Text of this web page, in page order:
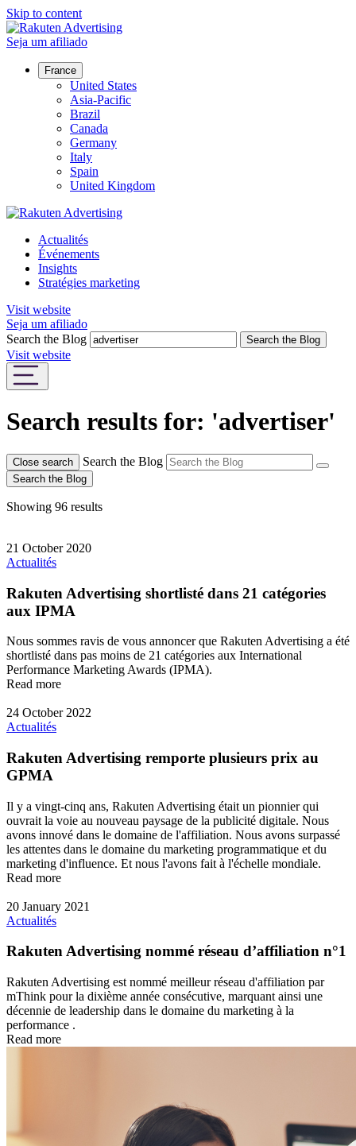
Skip to content
Seja um afiliado
France
United States
Asia-Pacific
Brazil
Canada
Germany
Italy
Spain
United Kingdom
Actualités
Événements
Insights
Stratégies marketing
Visit website
Seja um afiliado
Search the Blog
Search the Blog
Visit website
Search results for: 'advertiser'
Close search Search the Blog
Search the Blog
Showing 96 results
21 October 2020
Actualités
Rakuten Advertising shortlisté dans 21 catégories
aux IPMA
Nous sommes ravis de vous annoncer que Rakuten Advertising a été
shortlisté dans pas moins de 21 catégories aux International
Performance Marketing Awards (IPMA).
Read more
24 October 2022
Actualités
Rakuten Advertising remporte plusieurs prix au
GPMA
Il y a vingt-cinq ans, Rakuten Advertising était un pionnier qui
ouvrait la voie au nouveau paysage de la publicité digitale. Nous
avons innové dans le domaine de l'affiliation. Nous avons surpassé
les attentes dans le domaine du marketing programmatique et du
marketing d'influence. Et nous l'avons fait à l'échelle mondiale.
Read more
20 January 2021
Actualités
Rakuten Advertising nommé réseau d’affiliation n°1
Rakuten Advertising est nommé meilleur réseau d'affiliation par
mThink pour la dixième année consécutive, marquant ainsi une
décennie de leadership dans le domaine du marketing à la
performance .
Read more